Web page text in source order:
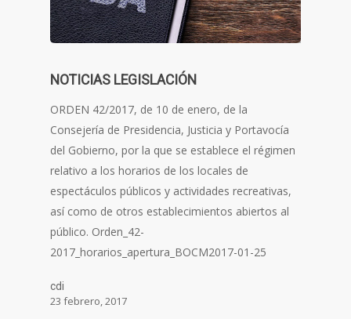
NOTICIAS LEGISLACIÓN
ORDEN 42/2017, de 10 de enero, de la
Consejería de Presidencia, Justicia y Portavocía
del Gobierno, por la que se establece el régimen
relativo a los horarios de los locales de
espectáculos públicos y actividades recreativas,
así como de otros establecimientos abiertos al
público. Orden_42-
2017_horarios_apertura_BOCM2017-01-25
cdi
23 febrero, 2017